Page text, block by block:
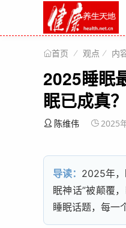
首页 观点 内
2025睡眠
眠已成真？
陈维伟 2025
导读： 2025年，
眠神话”被颠覆
睡眠话题，每一